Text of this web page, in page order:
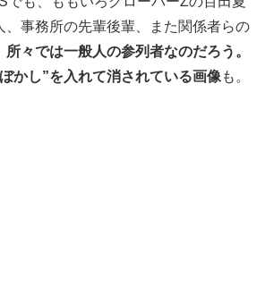
、事務所の先輩後輩、また関係者らの
所々では一般人の参列者なのだろう。
かし”を入れて消されている画像も。